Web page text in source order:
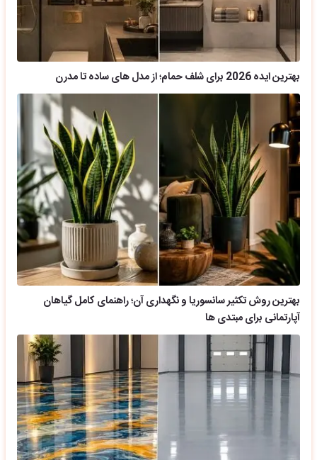
بهترین ایده 2026 برای شلف حمام؛ از مدل های ساده تا مدرن
بهترین روش تکثیر سانسوریا و نگهداری آن؛ راهنمای کامل گیاهان
آپارتمانی برای مبتدی ها